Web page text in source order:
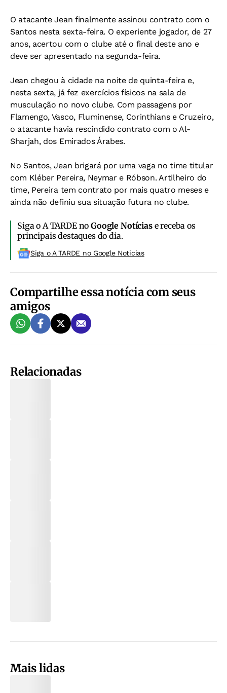
O atacante Jean finalmente assinou contrato com o
Santos nesta sexta-feira. O experiente jogador, de 27
anos, acertou com o clube até o final deste ano e
deve ser apresentado na segunda-feira.
Jean chegou à cidade na noite de quinta-feira e,
nesta sexta, já fez exercícios físicos na sala de
musculação no novo clube. Com passagens por
Flamengo, Vasco, Fluminense, Corinthians e Cruzeiro,
o atacante havia rescindido contrato com o Al-
Sharjah, dos Emirados Árabes.
No Santos, Jean brigará por uma vaga no time titular
com Kléber Pereira, Neymar e Róbson. Artilheiro do
time, Pereira tem contrato por mais quatro meses e
ainda não definiu sua situação futura no clube.
Siga o A TARDE noGoogle Notíciase receba os
principais destaques do dia.
Siga o A TARDE no Google Noticias
Compartilhe essa notícia com seus
amigos
Relacionadas
Mais lidas